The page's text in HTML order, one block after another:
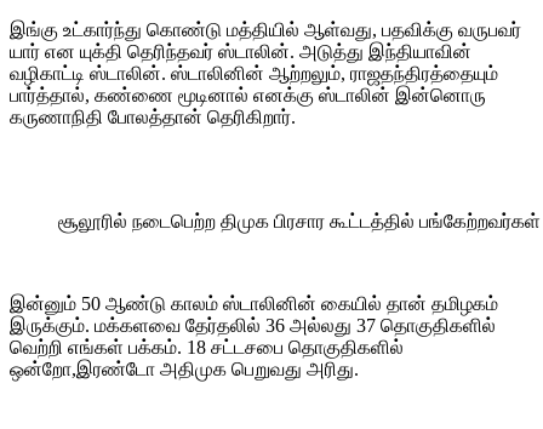
இங்கு உட்கார்ந்து கொண்டு மத்தியில் ஆள்வது, பதவிக்கு வருபவர்
யார் என யுக்தி தெரிந்தவர் ஸ்டாலின். அடுத்து இந்தியாவின்
வழிகாட்டி ஸ்டாலின். ஸ்டாலினின் ஆற்றலும், ராஜதந்திரத்தையும்
பார்த்தால், கண்ணை மூடினால் எனக்கு ஸ்டாலின் இன்னொரு
கருணாநிதி போலத்தான் தெரிகிறார்.
சூலூரில் நடைபெற்ற திமுக பிரசார கூட்டத்தில் பங்கேற்றவர்கள்
இன்னும் 50 ஆண்டு காலம் ஸ்டாலினின் கையில் தான் தமிழகம்
இருக்கும். மக்களவை தேர்தலில் 36 அல்லது 37 தொகுதிகளில்
வெற்றி எங்கள் பக்கம். 18 சட்டசபை தொகுதிகளில்
ஒன்றோ,இரண்டோ அதிமுக பெறுவது அரிது.